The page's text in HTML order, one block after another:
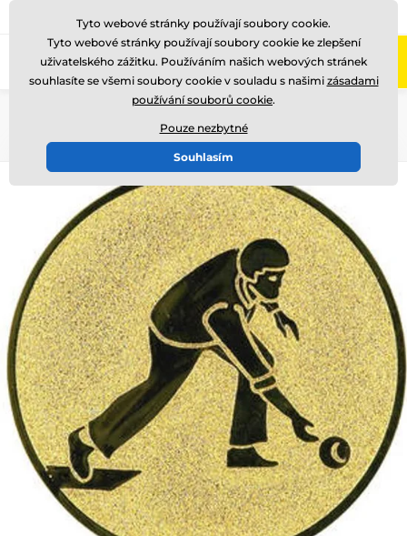
Zavolejte nám (Po-Pá 8-17)
Tyto webové stránky používají soubory cookie.
Tyto webové stránky používají soubory cookie ke zlepšení
uživatelského zážitku. Používáním našich webových stránek
souhlasíte se všemi soubory cookie v souladu s našimi zásadami
používání souborů cookie.
Pouze nezbytné
Souhlasím